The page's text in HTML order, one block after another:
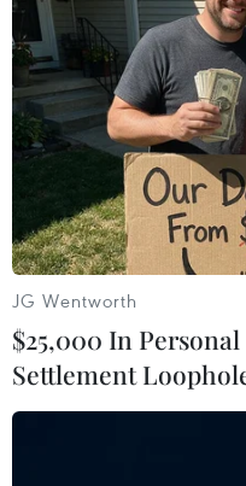
Bộ Nông nghiệp
Cho phép nhập
28/05/2020 12:38
Trả lời công văn trả lời
sống từ các nước vào
ý phương án nhập
nước xuất khẩu cung
JG Wentworth
$25,000 In
Settlement